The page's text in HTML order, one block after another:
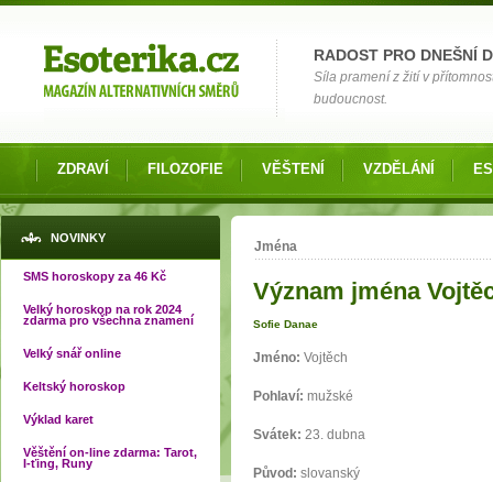
RADOST PRO DNEŠNÍ
Síla pramení z žití v
budoucnost.
ZDRAVÍ FILOZOFIE VĚŠTENÍ VZDĚLÁNÍ
NOVINKY
SMS horoskopy za 46 Kč
Velký horoskop na rok 2024
zdarma pro všechna znamení
Velký snář online
Keltský horoskop
Výklad karet
Věštění on-line zdarma: Tarot,
I-ťing, Runy
Jste zde
Jména
Význam jména
Sofie Danae
Jméno: Vojtěch
Pohlaví: mužské
Svátek: 23. dubna
Původ: slovanský